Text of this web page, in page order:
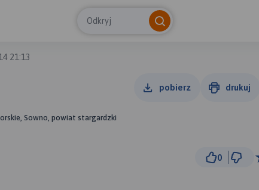
Odkryj
21:13
pobierz drukuj
Sowno, powiat stargardzki
0
2 km